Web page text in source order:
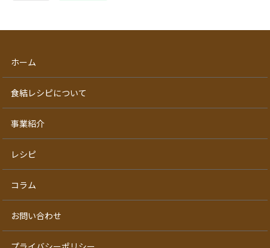
ホーム
食結レシピについて
事業紹介
レシピ
コラム
お問い合わせ